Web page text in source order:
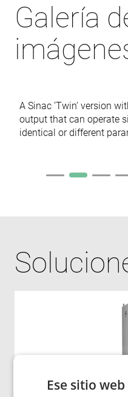
Galería
A Sinac ’Twin’ version
output that can operate
identical or different
Ese sitio